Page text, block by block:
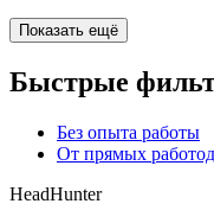
Показать ещё
Быстрые
Без опыта работы
От прямых
HeadHunter